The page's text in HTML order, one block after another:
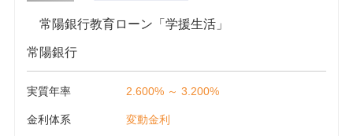
常陽銀行教育ローン「学援生活」
常陽銀行
実質年率 2.600% ～ 3.200%
金利体系 変動金利